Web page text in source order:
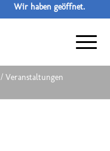
Wir haben geöffnet.
/ Veranstaltungen